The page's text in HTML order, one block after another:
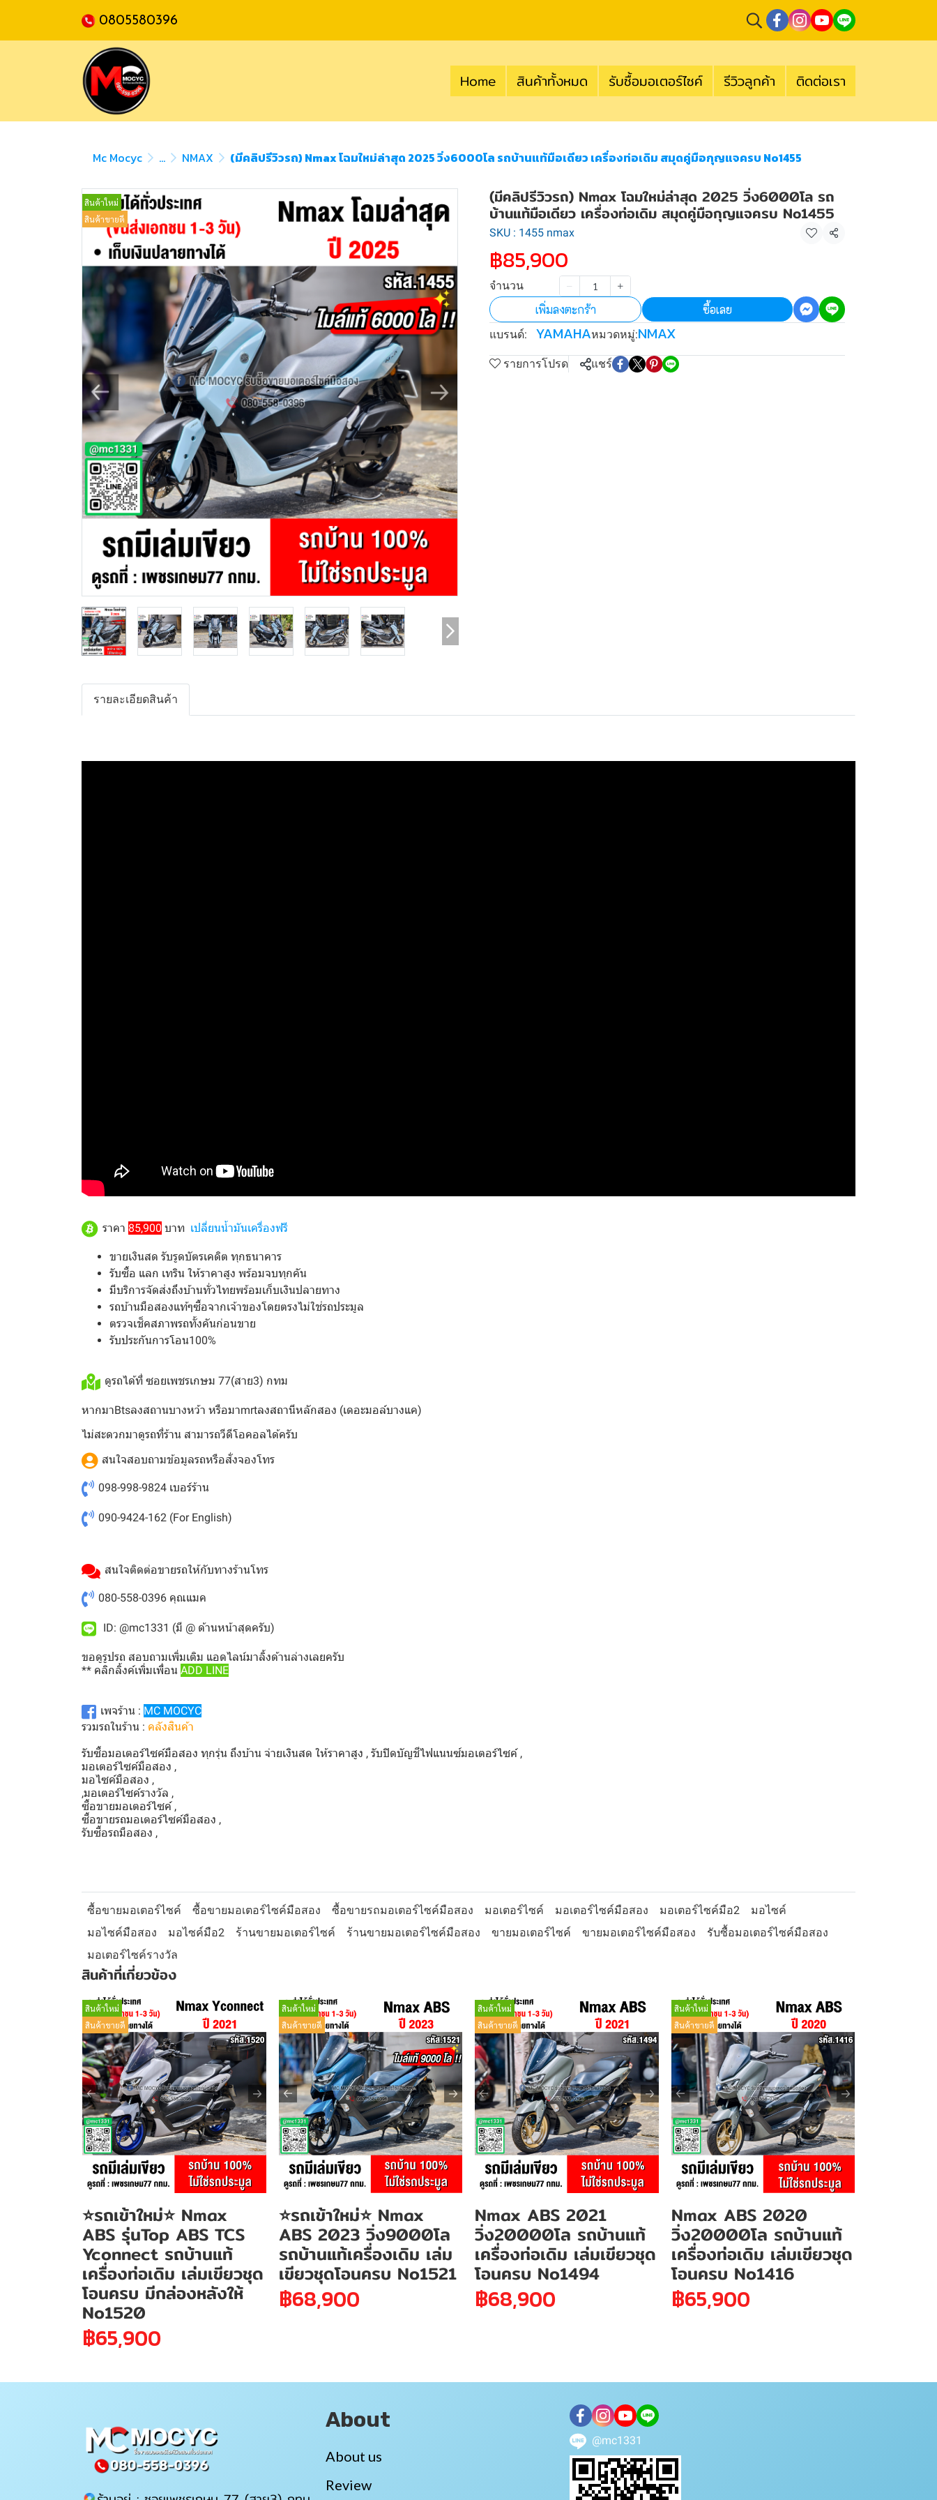
0805580396
Home สินค้าทั้งหมด รับซื้อมอเตอร์ไซค์ รีวิวลูกค้า ติดต่อเรา
Mc Mocyc ... NMAX (มีคลิปรีวิวรถ) Nmax โฉมใหม่ล่าสุด 2025 วิ่ง6000โล รถบ้านแท้มือเดียว เครื่องท่อเดิม สมุดคู่มือกุญแจครบ No1455
สินค้าใหม่
สินค้าขายดี
(มีคลิปรีวิวรถ) Nmax โฉมใหม่ล่าสุด 2025 วิ่ง6000โล รถ
บ้านแท้มือเดียว เครื่องท่อเดิม สมุดคู่มือกุญแจครบ No1455
SKU : 1455 nmax แชร์
฿85,900
จำนวน
เพิ่มลงตะกร้า ซื้อเลย
แบรนด์: YAMAHAหมวดหมู่:NMAX
รายการโปรด แชร์
รายละเอียดสินค้า
ราคา 85,900 บาท เปลี่ยนน้ำมันเครื่องฟรี
ขายเงินสด รับรูดบัตรเคดิต ทุกธนาคาร
รับซื้อ แลก เทริน ให้ราคาสูง พร้อมจบทุกคัน
มีบริการจัดส่งถึงบ้านทั่วไทยพร้อมเก็บเงินปลายทาง
รถบ้านมือสองแท้ๆซื้อจากเจ้าของโดยตรงไม่ใช่รถประมูล
ตรวจเช็คสภาพรถทั้งคันก่อนขาย
รับประกันการโอน100%
ดูรถได้ที่ ซอยเพชรเกษม 77(สาย3) กทม
หากมาBtsลงสถานบางหว้า หรือมาmrtลงสถานีหลักสอง (เดอะมอล์บางแค)
ไม่สะดวกมาดูรถที่ร้าน สามารถวีดีโอคอลได้ครับ
สนใจสอบถามข้อมูลรถหรือสั่งจองโทร
098-998-9824 เบอร์ร้าน
090-9424-162 (For English)
สนใจติดต่อขายรถให้กับทางร้านโทร
080-558-0396 คุณแมค
ID: @mc1331 (มี @ ด้านหน้าสุดครับ)
ขอดูรูปรถ สอบถามเพิ่มเติม แอดไลน์มาลิ้งด้านล่างเลยครับ
** คลิกลิ้งค์เพิ่มเพื่อน ADD LINE
เพจร้าน : MC MOCYC
รวมรถในร้าน : คลังสินค้า
รับซื้อมอเตอร์ไซค์มือสอง ทุกรุ่น ถึงบ้าน จ่ายเงินสด ให้ราคาสูง , รับปิดบัญชีไฟแนนซ์มอเตอร์ไซค์ ,
มอเตอร์ไซค์มือสอง ,
มอไซค์มือสอง ,
,มอเตอร์ไซค์รางวัล ,
ซื้อขายมอเตอร์ไซค์ ,
ซื้อขายรถมอเตอร์ไซค์มือสอง ,
รับซื้อรถมือสอง ,
ซื้อขายมอเตอร์ไซค์ ซื้อขายมอเตอร์ไซค์มือสอง ซื้อขายรถมอเตอร์ไซค์มือสอง มอเตอร์ไซค์ มอเตอร์ไซค์มือสอง มอเตอร์ไซค์มือ2
มอไซค์
มอไซค์มือสอง
มอไซค์มือ2 ร้านขายมอเตอร์ไซค์ ร้านขายมอเตอร์ไซค์มือสอง ขายมอเตอร์ไซค์ ขายมอเตอร์ไซค์มือสอง
รับซื้อมอเตอร์ไซค์มือสอง
มอเตอร์ไซค์รางวัล
สินค้าที่เกี่ยวข้อง
สินค้าใหม่
สินค้าขายดี
⭐รถเข้าใหม่⭐ Nmax
ABS รุ่นTop ABS TCS
Yconnect รถบ้านแท้
เครื่องท่อเดิม เล่มเขียวชุด
โอนครบ มีกล่องหลังให้
No1520
฿65,900
สินค้าใหม่
สินค้าขายดี
⭐รถเข้าใหม่⭐ Nmax
ABS 2023 วิ่ง9000โล
รถบ้านแท้เครื่องเดิม เล่ม
เขียวชุดโอนครบ No1521
฿68,900
สินค้าใหม่
สินค้าขายดี
Nmax ABS 2021
วิ่ง20000โล รถบ้านแท้
เครื่องท่อเดิม เล่มเขียวชุด
โอนครบ No1494
฿68,900
สินค้าใหม่
สินค้าขายดี
Nmax ABS 2020
วิ่ง20000โล รถบ้านแท้
เครื่องท่อเดิม เล่มเขียวชุด
โอนครบ No1416
฿65,900
About
About us
Review
@mc1331